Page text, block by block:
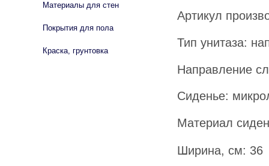
Артикул
Тип унитаза:
Направление
Сиденье:
Материал
Ширина, см: 36
Материалы для стен
Покрытия для пола
Краска, грунтовка